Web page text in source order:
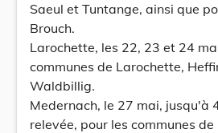
Saeul et Tuntange, ainsi que
Brouch.
Larochette, les 22, 23 et 24
communes de Larochette,
Waldbillig.
Medernach, le 27 mai, jusqu'à
relevée, pour les communes